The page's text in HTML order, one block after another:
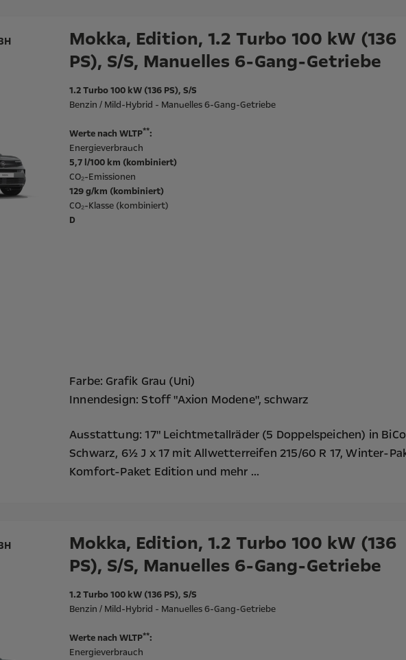
Mokka, Edition, 1.2 Turbo 100 kW (136
PS), S/S, Manuelles 6-Gang-Getriebe
1.2 Turbo 100 kW (136 PS), S/S
Benzin / Mild-Hybrid - Manuelles 6-Gang-Getriebe
Werte nach WLTP**:
Energieverbrauch
5,7 l/100 km (kombiniert)
CO₂-Emissionen
129 g/km (kombiniert)
CO₂-Klasse (kombiniert)
D
Farbe: Grafik Grau (Uni)
Innendesign: Stoff "Axion Modene", schwarz
Ausstattung: 17" Leichtmetallräder (5 Doppelspeichen) in
Schwarz, 6½ J x 17 mit Allwetterreifen 215/60 R 17,Winter-
Komfort-Paket Edition und mehr ...
Mokka, Edition, 1.2 Turbo 100 kW (136
PS), S/S, Manuelles 6-Gang-Getriebe
1.2 Turbo 100 kW (136 PS), S/S
Benzin / Mild-Hybrid - Manuelles 6-Gang-Getriebe
Werte nach WLTP**:
Energieverbrauch